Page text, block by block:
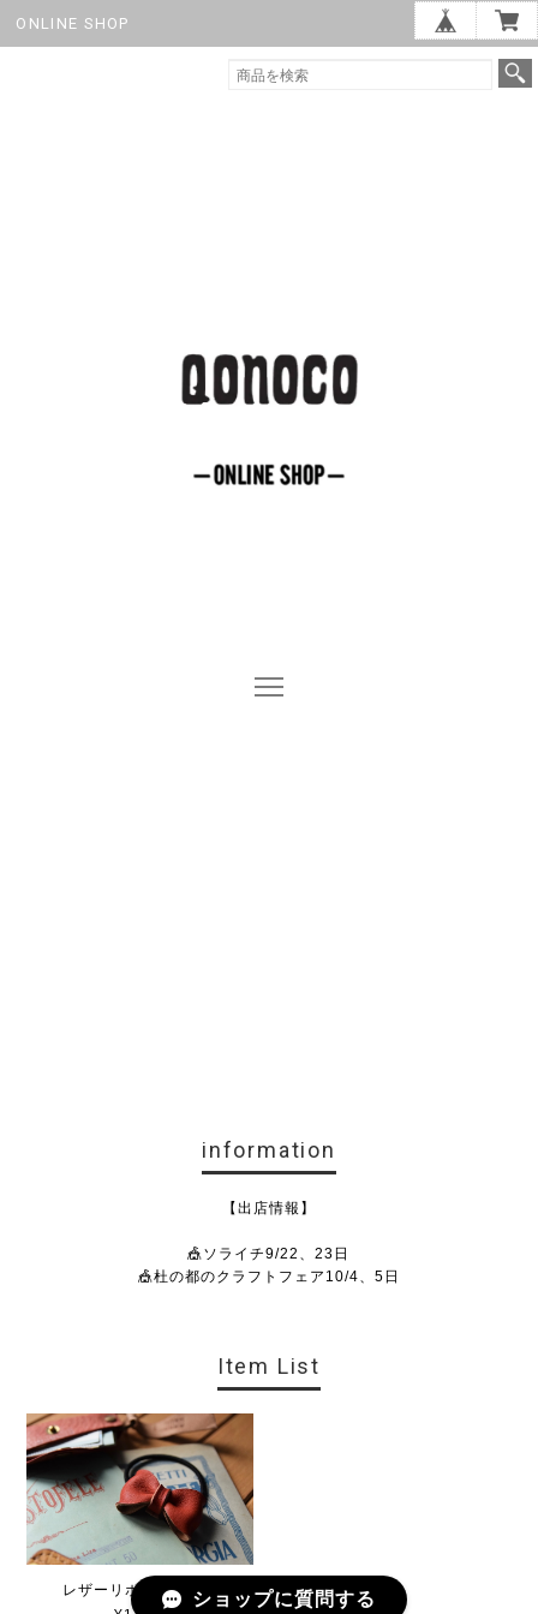
ONLINE SHOP
information
【出店情報】
🎪ソライチ9/22、23日
🎪杜の都のクラフトフェア10/4、5日
Item List
レザーリボンヘアゴムショップに質問する